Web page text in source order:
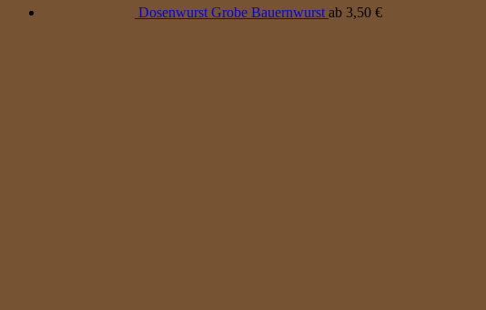
Dosenwurst Grobe Bauernwurst ab 3,50 €